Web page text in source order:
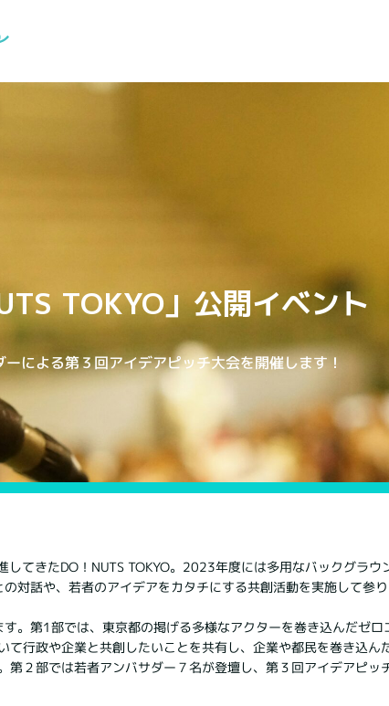
TOKYO」公開イベント
による第３回アイデアピッチ大会を開催します！
てきたDO！NUTS TOKYO。2023年度には多用なバックグラウ
対話や、若者のアイデアをカタチにする共創活動を実施して参
第1部では、東京都の掲げる多様なアクターを巻き込んだゼロ
行政や企業と共創したいことを共有し、企業や都民を巻き込ん
２部では若者アンバサダー７名が登壇し、第３回アイデアピッ